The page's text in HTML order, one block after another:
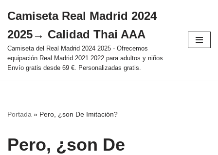
al
contenido
Camiseta Real Madrid 2024
2025→ Calidad Thai AAA
Camiseta del Real Madrid 2024 2025 - Ofrecemos
equipación Real Madrid 2021 2022 para adultos y niños.
Envío gratis desde 69 €. Personalizadas gratis.
Portada » Pero, ¿son De Imitación?
Pero, ¿son De